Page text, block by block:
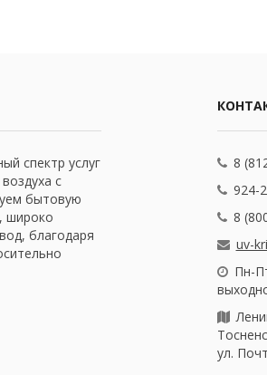
спектр услуг
с
бытовую
широко
благодаря
8
924-
8
uv-
Пн-
ул.